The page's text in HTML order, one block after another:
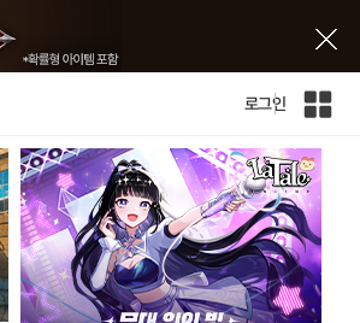
로그인
인
체
사
트
맵